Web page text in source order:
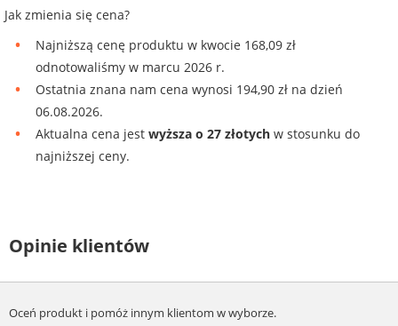
Jak zmienia się cena?
Najniższą cenę produktu w kwocie 168,09 zł
odnotowaliśmy w marcu 2026 r.
Ostatnia znana nam cena wynosi 194,90 zł na dzień
06.08.2026.
Aktualna cena jest wyższa o 27 złotych w stosunku do
najniższej ceny.
Opinie klientów
Oceń produkt i pomóż innym klientom w wyborze.